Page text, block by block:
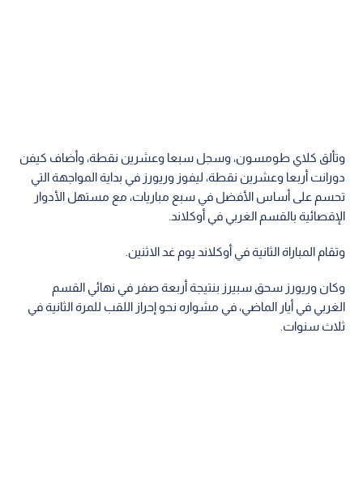
وتألق كلاي طومسون، وسجل سبعا وعشرين نقطة، وأضاف كيفن
دورانت أربعا وعشرين نقطة، ليفوز وريورز في بداية المواجهة التي
تحسم على أساس الأفضل في سبع مباريات، مع مستهل الأدوار
الإقصائية بالقسم الغربي في أوكلاند.
وتقام المباراة الثانية في أوكلاند يوم غد الاثنين.
وكان وريورز سحق سبيرز بنتيجة أربعة صفر في نهائي القسم
الغربي في أيار الماضي، في مشواره نحو إحراز اللقب للمرة الثانية في
ثلاث سنوات.